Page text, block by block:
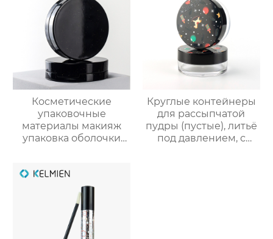
Косметические
упаковочные
материалы макияж
упаковка оболочки
зеркалом защелки
крышка глянцевый
УФ консилер
пластиковые
оболочки
Круглые контейнеры
для рассыпчатой
пудры (пустые), литьё
под давлением, с